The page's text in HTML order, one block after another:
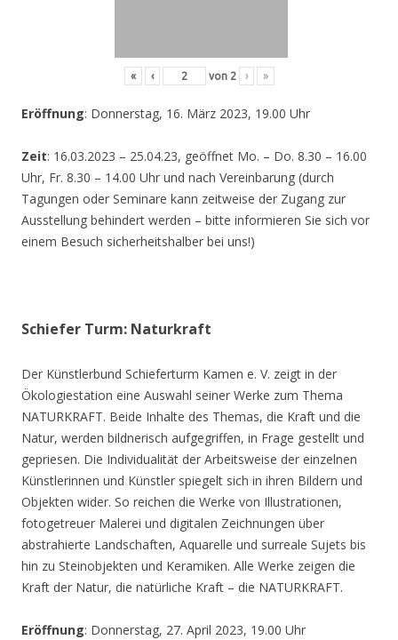
« ‹ von 2 › »
Eröffnung: Donnerstag, 16. März 2023, 19.00 Uhr
Zeit: 16.03.2023 – 25.04.23, geöffnet Mo. – Do. 8.30 – 16.00
Uhr, Fr. 8.30 – 14.00 Uhr und nach Vereinbarung (durch
Tagungen oder Seminare kann zeitweise der Zugang zur
Ausstellung behindert werden – bitte informieren Sie sich vor
einem Besuch sicherheitshalber bei uns!)
Schiefer Turm: Naturkraft
Der Künstlerbund Schieferturm Kamen e. V. zeigt in der
Ökologiestation eine Auswahl seiner Werke zum Thema
NATURKRAFT. Beide Inhalte des Themas, die Kraft und die
Natur, werden bildnerisch aufgegriffen, in Frage gestellt und
gepriesen. Die Individualität der Arbeitsweise der einzelnen
Künstlerinnen und Künstler spiegelt sich in ihren Bildern und
Objekten wider. So reichen die Werke von Illustrationen,
fotogetreuer Malerei und digitalen Zeichnungen über
abstrahierte Landschaften, Aquarelle und surreale Sujets bis
hin zu Steinobjekten und Keramiken. Alle Werke zeigen die
Kraft der Natur, die natürliche Kraft – die NATURKRAFT.
Eröffnung: Donnerstag, 27. April 2023, 19.00 Uhr